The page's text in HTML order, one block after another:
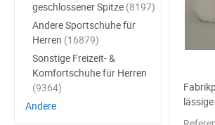
geschlossener Spitze (8197)
Andere Sportschuhe für
Herren (16879)
Sonstige Freizeit- &
Komfortschuhe für Herren
(9364)
Andere